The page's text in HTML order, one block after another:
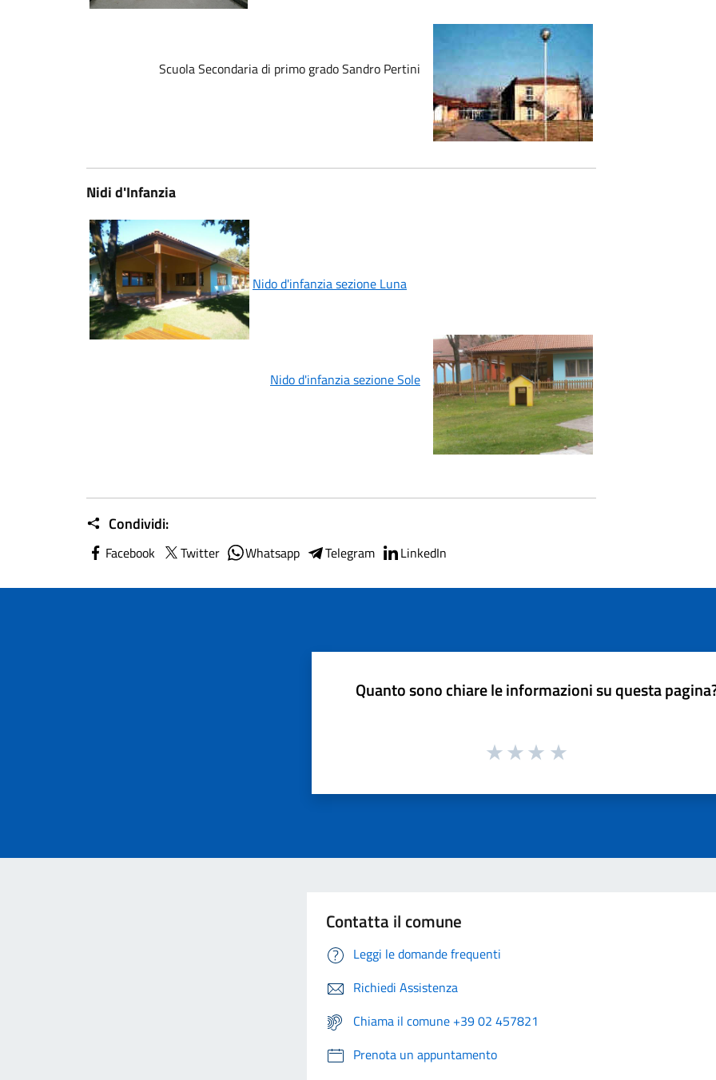
Scuola Secondaria di primo grado Sandro Pertini
Nidi d'Infanzia
Nido d'infanzia sezione Luna
Nido d'infanzia sezione Sole
Condividi:
Facebook Twitter Whatsapp Telegram LinkedIn
Quanto sono chiare le informazioni su questa
Contatta il comune
Leggi le domande frequenti
Richiedi Assistenza
Chiama il comune +39 02 457821
Prenota un appuntamento